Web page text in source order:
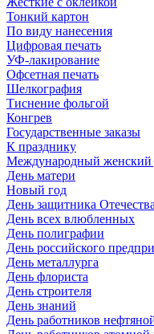
Тонкий картон
По виду нанесения
Цифровая печать
УФ-лакирование
Офсетная печать
Шелкография
Тиснение фольгой
Конгрев
Государственные заказы
К празднику
Международный женский
День матери
Новый год
День защитника Отечества
День всех влюбленных
День полиграфии
День российского
День металлурга
День флориста
День строителя
День знаний
День работников